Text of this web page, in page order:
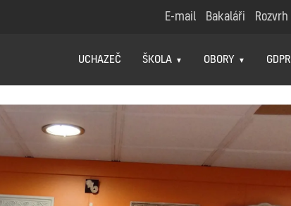
E-mail Bakaláři Rozvrh
UCHAZEČ ŠKOLA OBORY GDPR